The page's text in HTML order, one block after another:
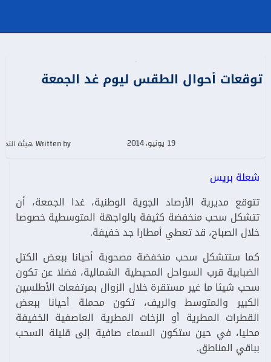
توقعات أحوال الطقس ليوم غد الجمعة
19 يونيو، 2014 Written by هيئة التحرير
شعلة بريس
تتوقع مديرية الأرصاد الجوية الوطنية، غدا الجمعة، أن
تتشكل سحب منخفضة كثيفة بالواجهة المتوسطية خصوصا
خلال الصباح، قد تعطي أمطارا جد خفيفة.
كما ستتشكل سحب منخفضة مصحوبة أحيانا ببعض الكتل
الضبابية قرب السواحل المحيطية الشمالية، فضلا عن تكون
سحب شيئا ما غير مستقرة خلال الزوال بمرتفعات الأطلسين
الكبير والمتوسط والريف، تكون محملة أحيانا ببعض
القطرات المطرية أو الزخات المطرية العاصفية الخفيفة
محليا، في حين ستكون السماء صافية إلى قليلة السحب
بباقي المناطق.